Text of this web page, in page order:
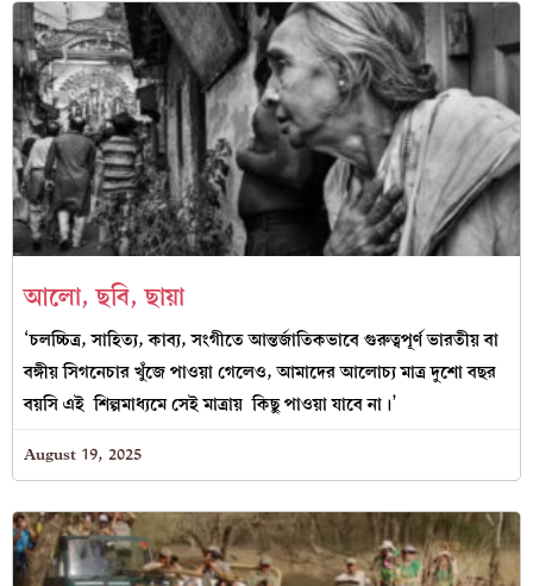
আলো, ছবি, ছায়া
‘চলচ্চিত্র, সাহিত্য, কাব্য, সংগীতে আন্তর্জাতিকভাবে গুরুত্বপূর্ণ ভারতীয় বা
বঙ্গীয় সিগনেচার খুঁজে পাওয়া গেলেও, আমাদের আলোচ্য মাত্র দুশো বছর
বয়সি এই শিল্পমাধ্যমে সেই মাত্রায় কিছু পাওয়া যাবে না।’
August 19, 2025